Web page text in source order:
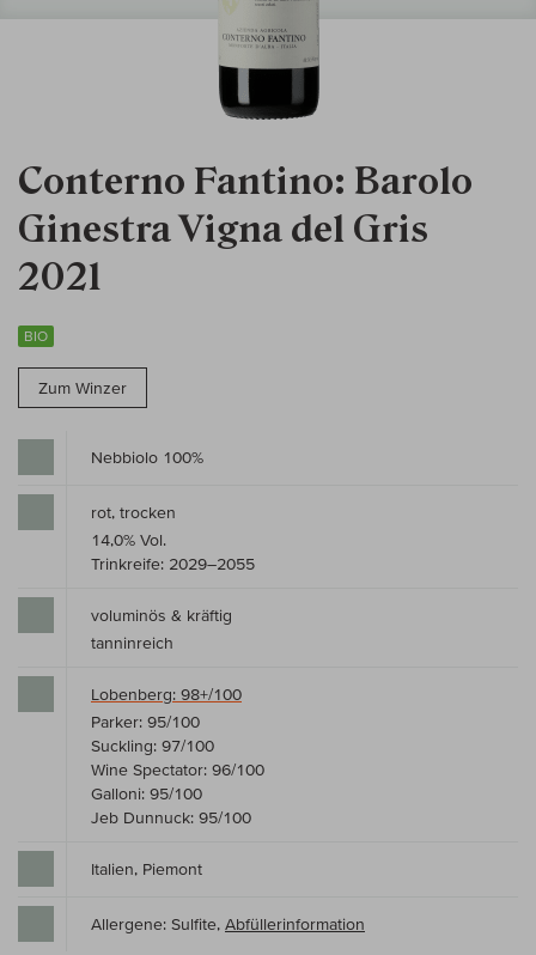
Conterno Fantino: Barolo
Ginestra Vigna del Gris
2021
BIO
Zum Winzer
Nebbiolo 100%
rot, trocken
14,0% Vol.
Trinkreife: 2029–2055
voluminös & kräftig
tanninreich
Lobenberg: 98+/100
Parker: 95/100
Suckling: 97/100
Wine Spectator: 96/100
Galloni: 95/100
Jeb Dunnuck: 95/100
Italien, Piemont
Allergene: Sulfite, Abfüllerinformation